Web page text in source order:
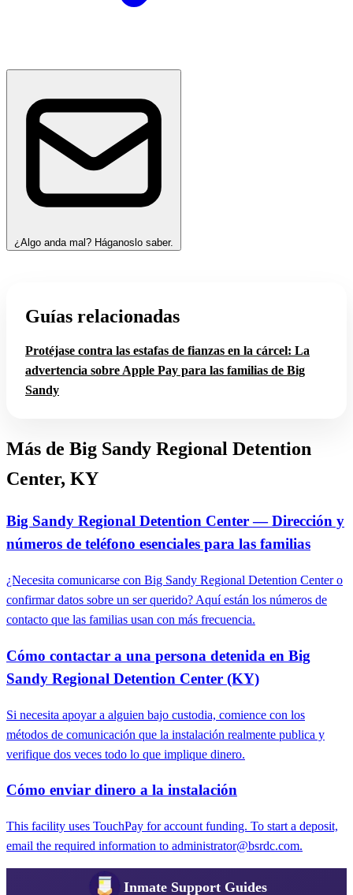
¿Algo anda mal? Háganoslo saber.
Guías relacionadas
Protéjase contra las estafas de fianzas en la cárcel: La
advertencia sobre Apple Pay para las familias de Big
Sandy
Más de Big Sandy Regional Detention
Center, KY
Big Sandy Regional Detention Center — Dirección y
números de teléfono esenciales para las familias
¿Necesita comunicarse con Big Sandy Regional Detention Center o
confirmar datos sobre un ser querido? Aquí están los números de
contacto que las familias usan con más frecuencia.
Cómo contactar a una persona detenida en Big
Sandy Regional Detention Center (KY)
Si necesita apoyar a alguien bajo custodia, comience con los
métodos de comunicación que la instalación realmente publica y
verifique dos veces todo lo que implique dinero.
Cómo enviar dinero a la instalación
This facility uses TouchPay for account funding. To start a deposit,
email the required information to administrator@bsrdc.com.
Inmate Support Guides